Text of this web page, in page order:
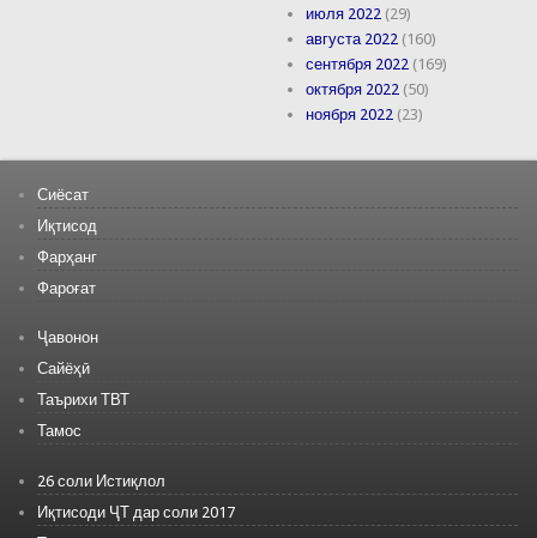
июля 2022 (29)
августа 2022 (160)
сентября 2022 (169)
октября 2022 (50)
ноября 2022 (23)
Сиёсат
Иқтисод
Фарҳанг
Фароғат
Ҷавонон
Сайёҳӣ
Таърихи ТВТ
Тамос
26 соли Истиқлол
Иқтисоди ҶТ дар соли 2017